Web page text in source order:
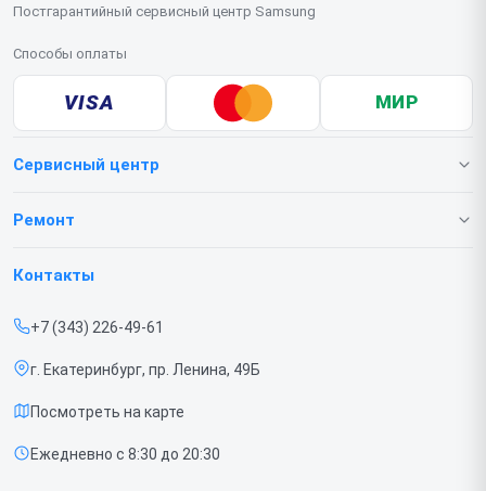
Постгарантийный сервисный центр Samsung
Способы оплаты
VISA МИР
Сервисный центр
О нашем сервисе
Срочный ремонт
Доставка и способы оплаты
Диагностика
Контакты
Ремонт
Телефонов
Контакты
+7 (343) 226-49-61
г. Екатеринбург, пр. Ленина, 49Б
Посмотреть на карте
Ежедневно с 8:30 до 20:30